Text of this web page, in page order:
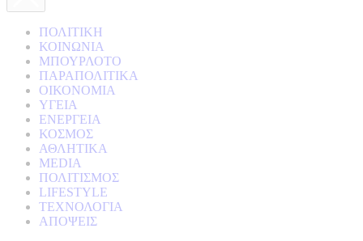
ΠΟΛΙΤΙΚΗ
ΚΟΙΝΩΝΙΑ
ΜΠΟΥΡΛΟΤΟ
ΠΑΡΑΠΟΛΙΤΙΚΑ
ΟΙΚΟΝΟΜΙΑ
ΥΓΕΙΑ
ΕΝΕΡΓΕΙΑ
ΚΟΣΜΟΣ
ΑΘΛΗΤΙΚΑ
MEDIA
ΠΟΛΙΤΙΣΜΟΣ
LIFESTYLE
ΤΕΧΝΟΛΟΓΙΑ
ΑΠΟΨΕΙΣ